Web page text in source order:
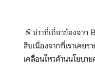
📎 ข่าวที่เกี่ยวข้องจา
สืบเนื่องจากที่เราเคยร
เคลื่อนไหวด้านนโยบา